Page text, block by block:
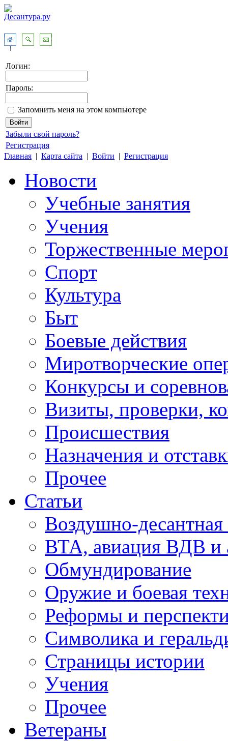
Логин:
Пароль:
Запомнить меня на этом компьютере
Забыли свой пароль?
Регистрация
Главная | Карта сайта | Войти | Регистрация
Новости
Учебные занятия
Учения
Торжественные
Спорт
Культура
Быт
Боевые действия
Миротворческие
Конкурсы и
Визиты, проверки,
Происшествия
Назначения и
Прочее
Статьи
Воздушно-десантная
ВТА, авиация ВДВ и
Обмундирование
Оружие и боевая
Реформы и
Символика и
Страницы истории
Учения
Прочее
Ветераны